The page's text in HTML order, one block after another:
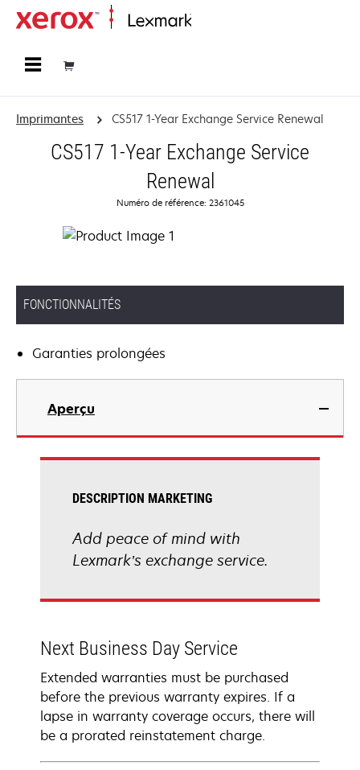
Imprimantes CS517 1-Year Exchange Service Renewal
CS517 1-Year Exchange Service
Renewal
Numéro de référence: 2361045
FONCTIONNALITÉS
Garanties prolongées
Aperçu
DESCRIPTION MARKETING
Add peace of mind with
Lexmark’s exchange service.
Next Business Day Service
Extended warranties must be purchased
before the previous warranty expires. If a
lapse in warranty coverage occurs, there will
be a prorated reinstatement charge.